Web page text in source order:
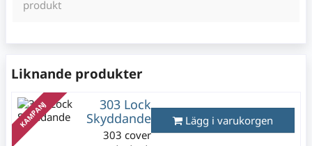
produkt
Liknande produkter
KAMPANJ
303 Lock
Skyddande
303 cover
Lägg i varukorgen